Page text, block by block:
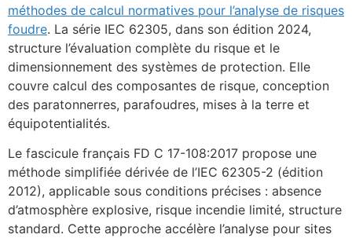
méthodes de calcul normatives pour l’analyse de risques
foudre. La série IEC 62305, dans son édition 2024,
structure l’évaluation complète du risque et le
dimensionnement des systèmes de protection. Elle
couvre calcul des composantes de risque, conception
des paratonnerres, parafoudres, mises à la terre et
équipotentialités.
Le fascicule français FD C 17-108:2017 propose une
méthode simplifiée dérivée de l’IEC 62305-2 (édition
2012), applicable sous conditions précises : absence
d’atmosphère explosive, risque incendie limité, structure
standard. Cette approche accélère l’analyse pour sites